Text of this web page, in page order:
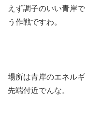
えず調子のいい青岸
う作戦ですわ。
場所は青岸のエネル
先端付近でんな。